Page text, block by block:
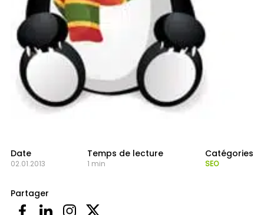
Date
02.01.2013
Temps de lecture
1 min
Catégories
SEO
Partager